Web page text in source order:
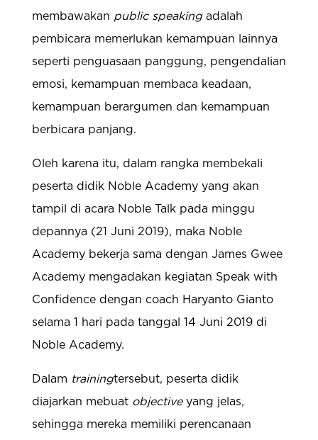
membawakan public speaking adalah
pembicara memerlukan kemampuan lainnya
seperti penguasaan panggung, pengendalian
emosi, kemampuan membaca keadaan,
kemampuan berargumen dan kemampuan
berbicara panjang.
Oleh karena itu, dalam rangka membekali
peserta didik Noble Academy yang akan
tampil di acara Noble Talk pada minggu
depannya (21 Juni 2019), maka Noble
Academy bekerja sama dengan James Gwee
Academy mengadakan kegiatan Speak with
Confidence dengan coach Haryanto Gianto
selama 1 hari pada tanggal 14 Juni 2019 di
Noble Academy.
Dalam trainingtersebut, peserta didik
diajarkan mebuat objective yang jelas,
sehingga mereka memiliki perencanaan